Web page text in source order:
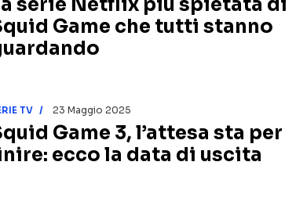
serie Netflix più spietata di
Game che tutti stanno
TV 23 Maggio 2025
Game 3, l’attesa sta per
ecco la data di uscita